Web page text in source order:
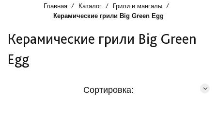
Главная Каталог
Грили и мангалы
Керамические грили Big Green Egg
Керамические грили Big Green
Egg
Сортировка: